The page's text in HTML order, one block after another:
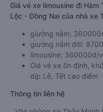
Giá vé xe limousine đi Hàm
Lộc - Đồng Nai của nhà xe
giường nằm:
giường nằm đôi:
limousine: 360000đ/
Giá vé xe ổn định,
dịp Lễ, Tết cao điểm
Thông tin liên hệ